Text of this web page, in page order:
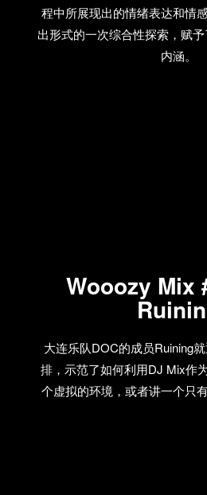
程中所展现出的情绪表达和情
出形式的一次综合性探索，赋予
内涵。
Wooozy
大连乐队DOC的成员Ruining
排，示范了如何利用DJ Mix作
个虚拟的环境，或者讲一个只